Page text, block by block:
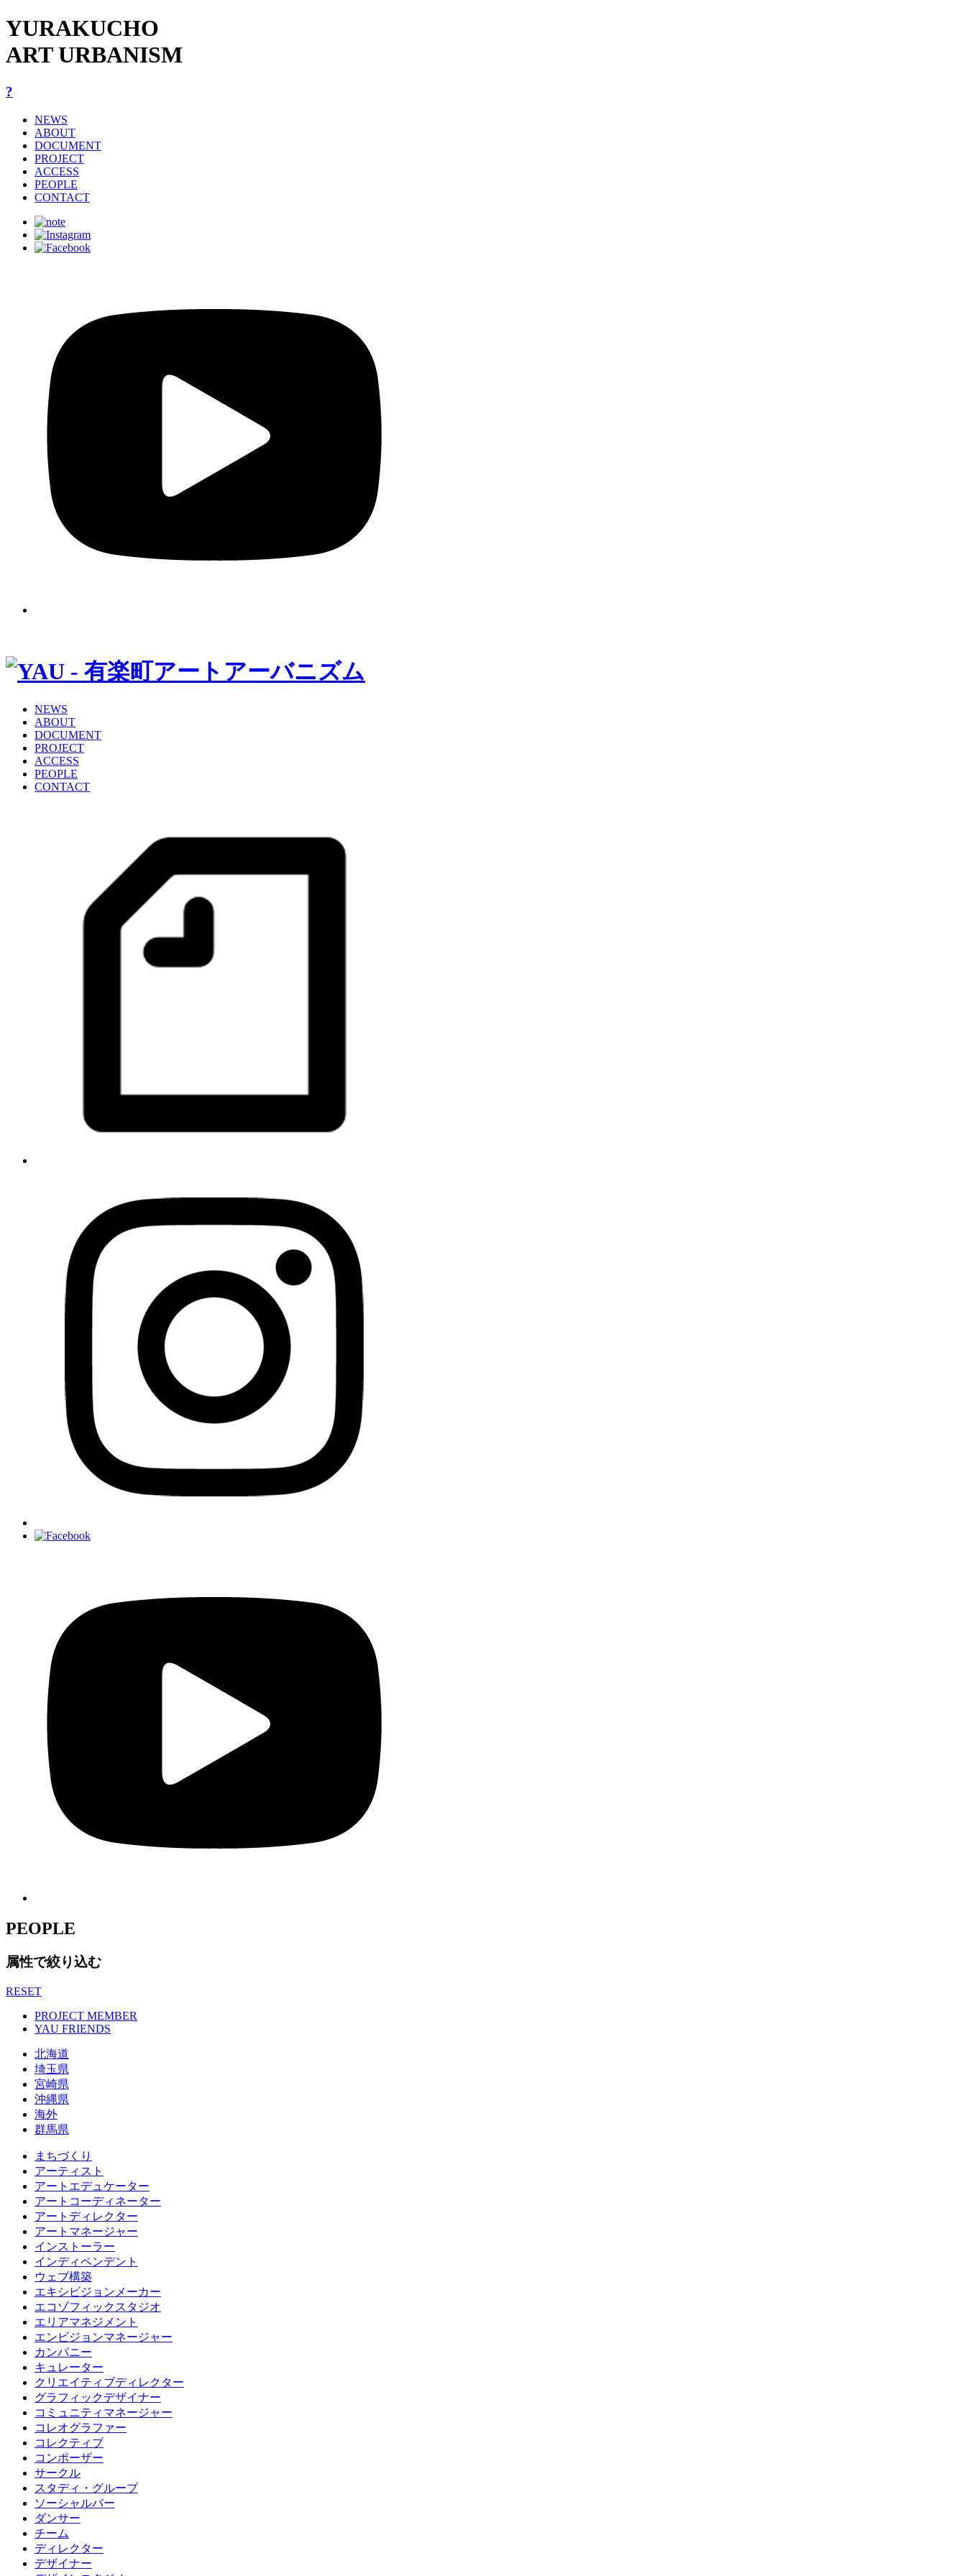
YURAKUCHO
ART URBANISM
?
NEWS
ABOUT
DOCUMENT
PROJECT
ACCESS
PEOPLE
CONTACT
NEWS
ABOUT
DOCUMENT
PROJECT
ACCESS
PEOPLE
CONTACT
PEOPLE
属性で絞り込む
RESET
PROJECT MEMBER
YAU FRIENDS
北海道
埼玉県
宮崎県
沖縄県
海外
群馬県
まちづくり
アーティスト
アートエデュケーター
アートコーディネーター
アートディレクター
アートマネージャー
インストーラー
インディペンデント
ウェブ構築
エキシビジョンメーカー
エコゾフィックスタジオ
エリアマネジメント
エンビジョンマネージャー
カンパニー
キュレーター
クリエイティブディレクター
グラフィックデザイナー
コミュニティマネージャー
コレオグラファー
コレクティブ
コンポーザー
サークル
スタディ・グループ
ソーシャルバー
ダンサー
チーム
ディレクター
デザイナー